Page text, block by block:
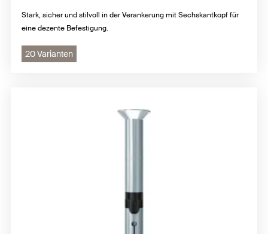
Stark, sicher und stilvoll in der Verankerung mit Sechskantkopf für
eine dezente Befestigung.
20 Varianten